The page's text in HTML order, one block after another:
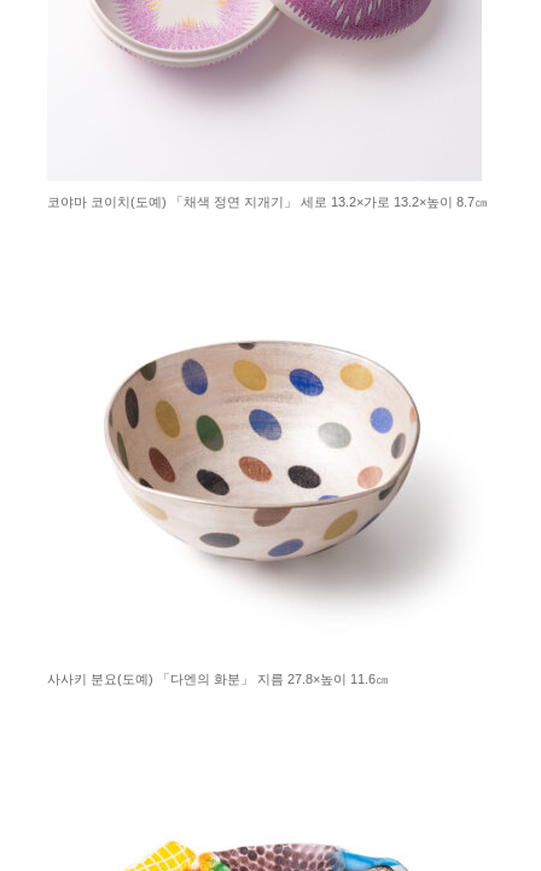
코야마 코이치(도예) 「채색 정연 지개기」 세로 13.2×가로 13.2×높이 8.7㎝
사사키 분요(도예) 「다엔의 화분」 지름 27.8×높이 11.6㎝